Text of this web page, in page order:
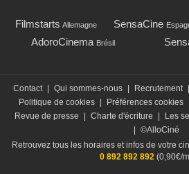
Filmstarts Allemagne SensaCine
AdoroCinema Brésil
Contact | Qui sommes-nous | Recrutement |
Politique de cookies | Préférences cookies
Revue de presse
| Charte d'écriture | Les
| ©AlloCiné
Retrouvez tous les horaires et infos de votre
0 892 892 892 (0,90€/